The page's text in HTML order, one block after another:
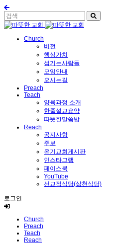
Church
비전
핵심가치
섬기는사람들
모임안내
오시는길
Preach
Teach
양육과정 소개
한줄설교요약
따뜻한말씀밥
Reach
공지사항
주보
온기교회게시판
인스타그램
페이스북
YouTube
선교적식당(삶천식당)
로그인
Church
Preach
Teach
Reach